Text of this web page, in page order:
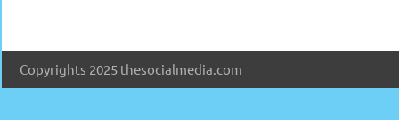
Periphériques
Copyrights 2025 thesocialmedia.com